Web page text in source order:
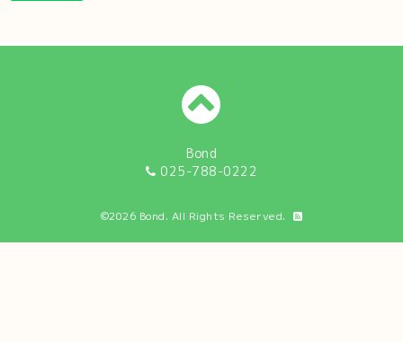
Bond
025-788-0222
©2026 Bond. All Rights Reserved.